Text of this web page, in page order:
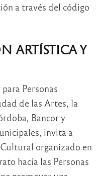
a través del código
ARTÍSTICA Y
Personas
de las Artes, la
Bancor y
invita a
organizado en
hacia las Personas